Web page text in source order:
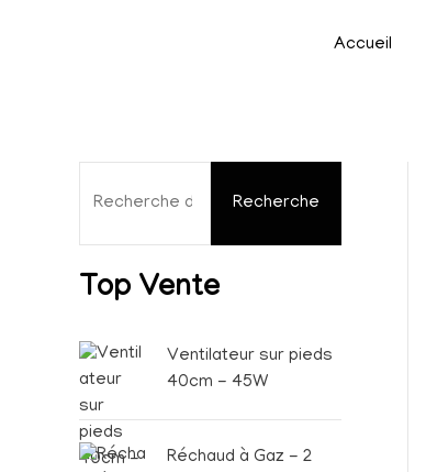
Accueil
e
e
u
r
Recherche
Top Vente
Ventilateur sur pieds
40cm - 45W
Réchaud à Gaz - 2